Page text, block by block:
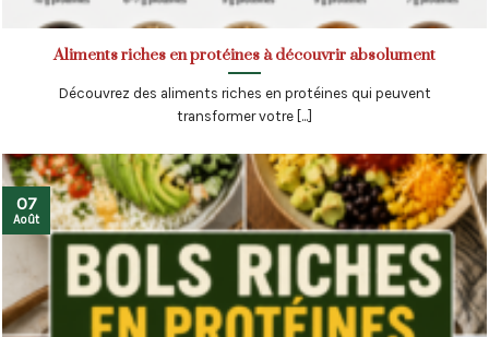
Aliments riches en protéines à découvrir absolument
Découvrez des aliments riches en protéines qui peuvent
transformer votre [...]
07
Août